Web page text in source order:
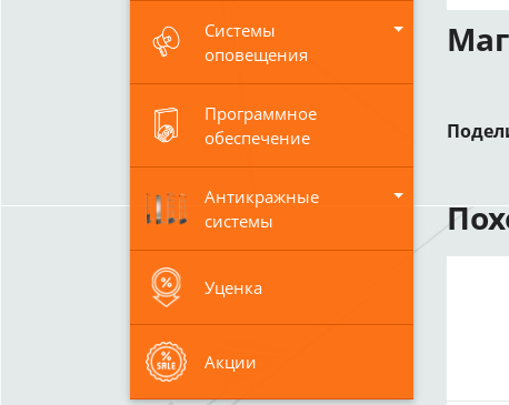
Системы
оповещения
Программное
обеспечение
Антикражные
системы
Уценка
Акции